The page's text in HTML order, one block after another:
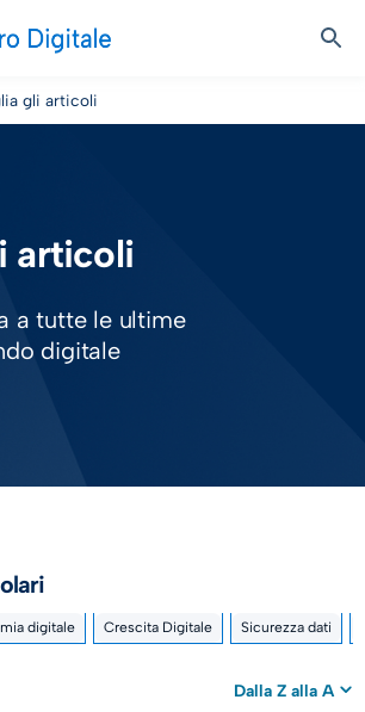
gli articoli
articoli
a tutte le ultime
digitale
digitale Crescita Digitale Sicurezza dati
Dalla Z alla A